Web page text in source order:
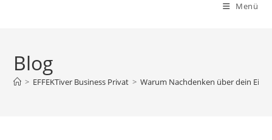
Menü
Blog
> EFFEKTiver Business Privat > Warum Nachdenken über dein